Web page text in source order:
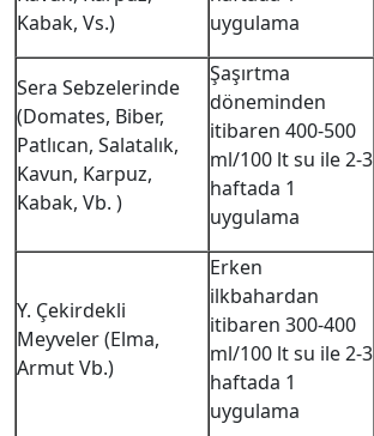
Kabak, Vs.)
uygulama
Sera Sebzelerinde
(Domates, Biber,
Patlıcan, Salatalık,
Kavun, Karpuz,
Kabak, Vb. )
Şaşırtma
döneminden
itibaren 400-500
ml/100 lt su ile 2-3
haftada 1
uygulama
Y. Çekirdekli
Meyveler (Elma,
Armut Vb.)
Erken
ilkbahardan
itibaren 300-400
ml/100 lt su ile 2-3
haftada 1
uygulama